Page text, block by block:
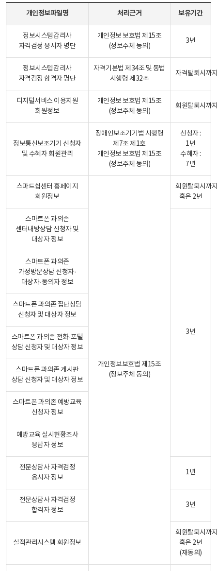
개인정보파일명 처리근거 보유기간
정보시스템감리사
자격검정 응시자 명단
개인정보 보호법 제15조
(정보주체 등의)
3년
정보시스템감리사
자격검정 합격자 명단
자격기본법 제34조 및 동법
시행령 제32조
자격탈퇴시까
디지털서비스 이용지원
회원정보
개인정보 보호법 제15조
(정보주체 동의)
회원탈퇴시까
정보통신보조기기 신청자
및 수혜자 회원관리
장애인보조기기법 시행령
제7조 제1호
개인정보 보호법 제15조
(정보주체 동의)
신청자 :
1년
수혜자 :
7년
스마트쉼센터 홈페이지
회원정보
개인정보보호법 제15조
(정보주체 동의)
회원탈퇴시까
혹은 2년
스마트폰 과의존
센터내방상담 신청자 및
대상자 정보
3년
스마트폰 과의존
가정방문상담 신청자·
대상자·동의자 정보
스마트폰 과의존 집단상담
신청자 및 대상자 정보
스마트폰 과의존 전화·포털
상담 신청자 및 대상자 정보
스마트폰 과의존 게시판
상담 신청자 및 대상자 정보
스마트폰 과의존 예방교육
신청자 정보
예방교육 실시현황조사
응답자 정보
전문상담사 자격검정
응시자 정보
1년
전문상담사 자격검정
합격자 정보
3년
실적관리시스템 회원정보
회원탈퇴시까
혹은 2년
(재동의)